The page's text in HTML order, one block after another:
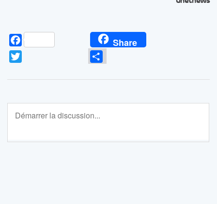
Facebook Share